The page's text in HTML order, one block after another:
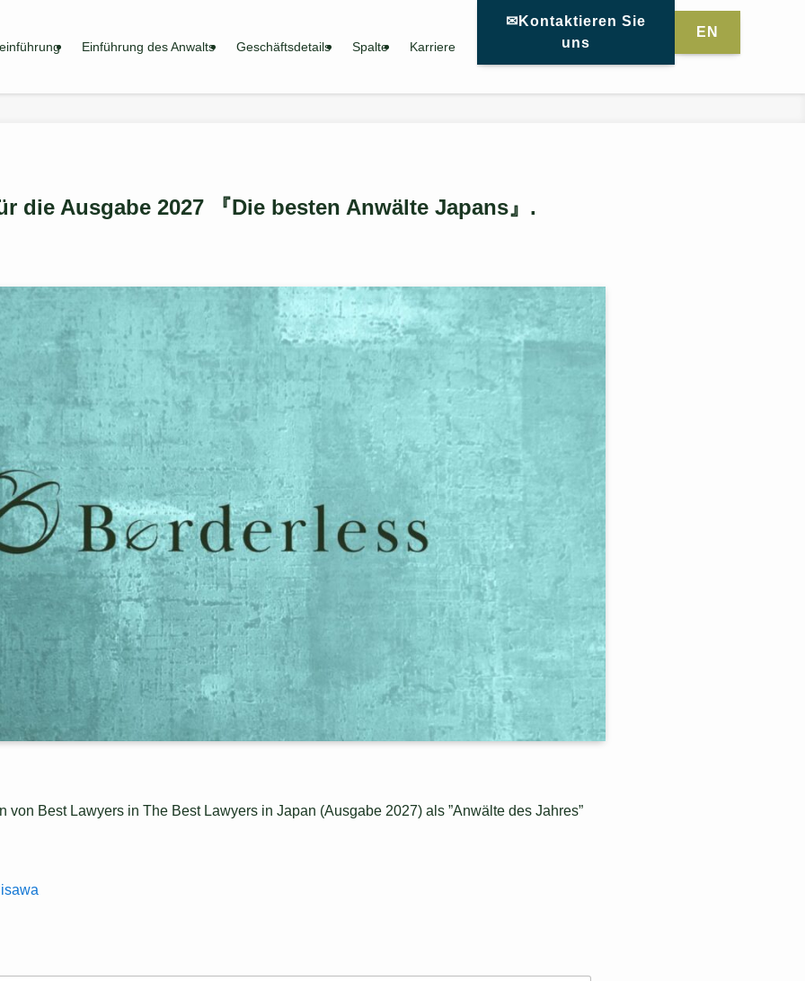
Einführung des Anwalts Geschäftsdetails Spalte Karriere
✉Kontaktieren Sie
uns
EN
die Ausgabe 2027 『Die besten Anwälte Japans』.
von Best Lawyers in The Best Lawyers in Japan (Ausgabe 2027) als ”Anwälte des Jahres”